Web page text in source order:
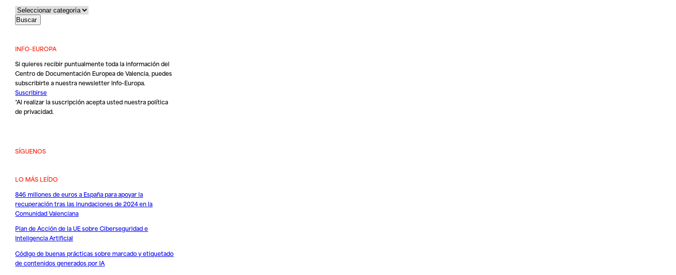
INFO-EUROPA
Si quieres recibir puntualmente toda la información del
Centro de Documentación Europea de Valencia, puedes
subscribirte a nuestra newsletter Info-Europa.
Suscribirse
*Al realizar la suscripción acepta usted nuestrapolítica
de privacidad.
SÍGUENOS
LO MÁS LEÍDO
846 millones de euros a España para apoyar la
recuperación tras las inundaciones de 2024 en la
Comunidad Valenciana
Plan de Acción de la UE sobre Ciberseguridad e
Inteligencia Artificial
Código de buenas prácticas sobre marcado y etiquetado
de contenidos generados por IA